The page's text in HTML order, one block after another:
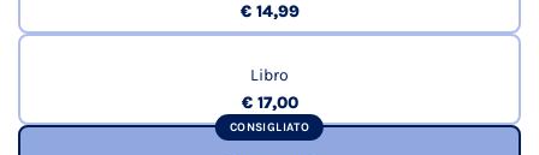
€ 14,99
Libro
€ 17,00
CONSIGLIATO